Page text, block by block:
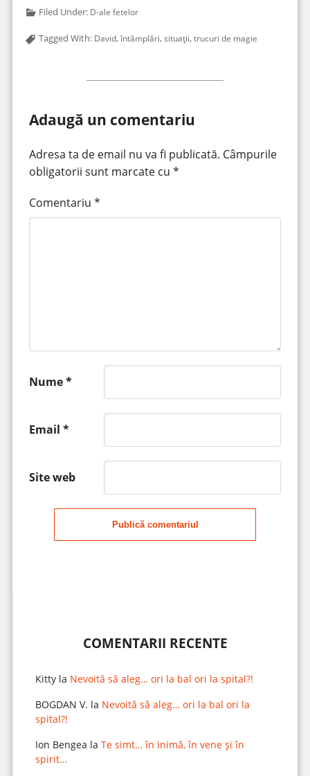
Filed Under: D-ale fetelor
Tagged With: David,întâmplări,situații,trucuri de magie
Adaugă un comentariu
Adresa ta de email nu va fi publicată. Câmpurile
obligatorii sunt marcate cu *
Comentariu *
Nume*
Email *
Site web
Publică comentariul
COMENTARII RECENTE
Kittyla Nevoită să aleg… ori la bal ori la spital?!
BOGDAN V. la Nevoită să aleg… ori la bal ori la
spital?!
Ion Bengea la Te simt… în inimă, în vene și în
spirit…